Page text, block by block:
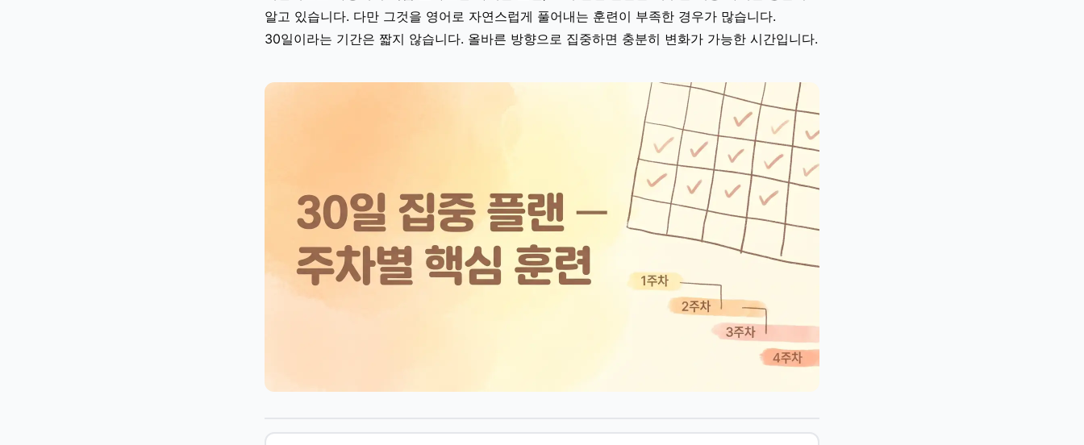
알고 있습니다. 다만 그것을 영어로 자연스럽게 풀어내는 훈련이 부족한 경우가 많습니다.
30일이라는 기간은 짧지 않습니다. 올바른 방향으로 집중하면 충분히 변화가 가능한 시간입니다.